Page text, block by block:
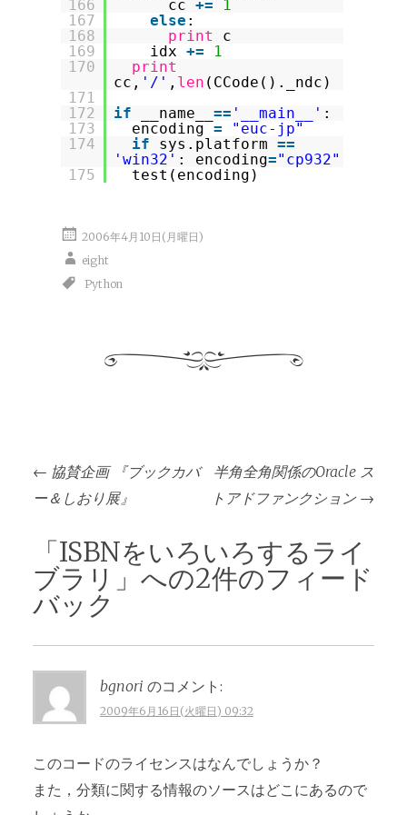
166
cc +=
1
167
else :
168
print
c
169
idx +=
1
170
print
cc, '/' , len (CCode()._ndc)
171
172
if __name__ == '__main__' :
173
encoding =
"euc-jp"
174
if sys.platform ==
'win32' : encoding="cp932"
175
test(encoding)
2006年4月10日(月曜日)
eight
Python
投
稿
ナ
ビ
ゲ
ー
シ
ョ
ン
← 協賛企画 『ブックカバ
ー＆しおり展』
半角全角関係のOracle ス
トアドファンクション →
「ISBNをいろいろするライ
ブラリ 」への2件のフィード
バック
bgnori のコメント:
2009年6月16日(火曜日) 09:32
このコードのライセンスはなんでしょうか？
また，分類に関する情報のソースはどこにあるので